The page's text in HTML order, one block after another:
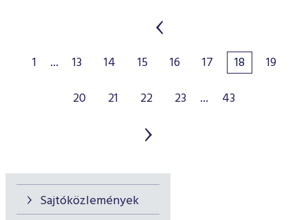
Sajtóközlemények
1 ... 13 14 15 16 17 18
19
20
21 22 23 ... 43